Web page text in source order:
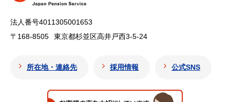
法人番号4011305001653
〒168-8505
東京都杉並区高井戸西3-5-24
所在地・連絡先 採用情報 公式SNS